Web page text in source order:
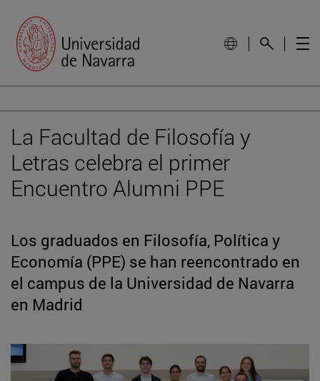
La Facultad de Filosofía y
Letras celebra el primer
Encuentro Alumni PPE
Los graduados en Filosofía, Política y
Economía (PPE) se han reencontrado en
el campus de la Universidad de Navarra
en Madrid